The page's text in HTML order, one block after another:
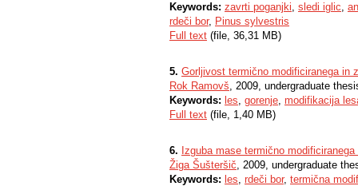
Keywords: zavrti poganjki, sledi iglic,
rdeči bor, Pinus sylvestris
Full text (file, 36,31 MB)
5. Gorljivost termično modificiranega in
Rok Ramovš, 2009, undergraduate
Keywords: les, gorenje, modifikacija
Full text (file, 1,40 MB)
6. Izguba mase termično
Žiga Šušteršič, 2009, undergraduate
Keywords: les, rdeči bor, termična